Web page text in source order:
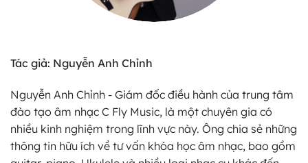
Tác giả: Nguyễn Anh Chỉnh
Nguyễn Anh Chỉnh - Giám đốc điều hành của trung tâm
đào tạo âm nhạc C Fly Music, là một chuyên gia có
nhiều kinh nghiệm trong lĩnh vực này. Ông chia sẻ những
thông tin hữu ích về tư vấn khóa học âm nhạc, bao gồm